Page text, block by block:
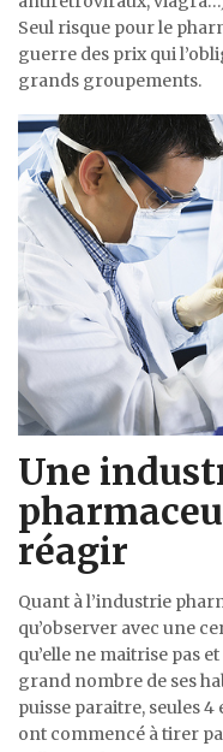
Seul risque pour le
guerre des prix qui
grands groupements.
Une
réagir
Quant à l’industrie
qu’observer avec une
qu’elle ne maitrise pas
grand nombre de ses
puisse paraitre, seules
ont commencé à tirer